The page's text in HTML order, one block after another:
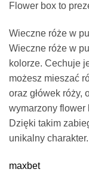
Flower box to
Wieczne róże w
Wieczne róże w
kolorze. Cechuje
możesz mieszać
oraz główek róży,
wymarzony flower
Dzięki takim
unikalny
maxbet